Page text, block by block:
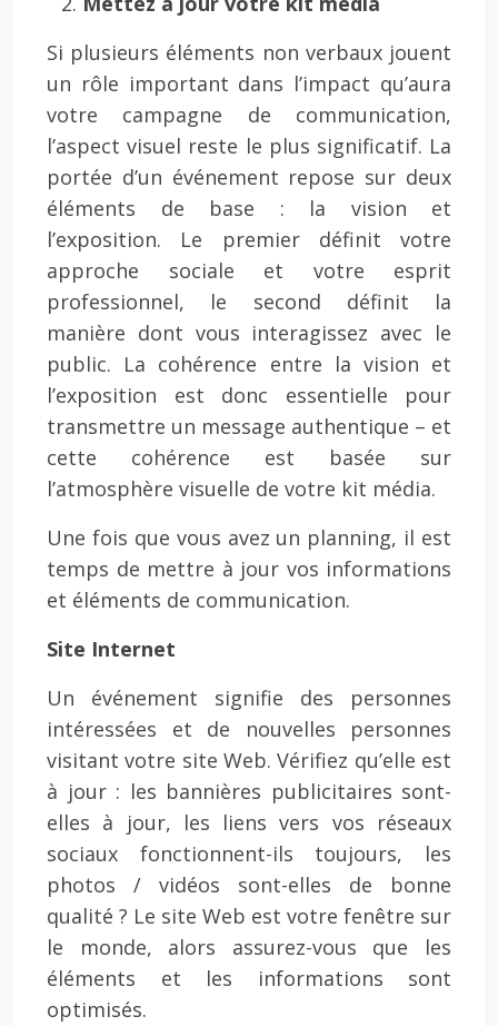
Si plusieurs éléments non verbaux jouent
un rôle important dans l’impact qu’aura
votre campagne de communication,
l’aspect visuel reste le plus significatif. La
portée d’un événement repose sur deux
éléments de base : la vision et
l’exposition. Le premier définit votre
approche sociale et votre esprit
professionnel, le second définit la
manière dont vous interagissez avec le
public. La cohérence entre la vision et
l’exposition est donc essentielle pour
transmettre un message authentique – et
cette cohérence est basée sur
l’atmosphère visuelle de votre kit média.
Une fois que vous avez un planning, il est
temps de mettre à jour vos informations
et éléments de communication.
Site Internet
Un événement signifie des personnes
intéressées et de nouvelles personnes
visitant votre site Web. Vérifiez qu’elle est
à jour : les bannières publicitaires sont-
elles à jour, les liens vers vos réseaux
sociaux fonctionnent-ils toujours, les
photos / vidéos sont-elles de bonne
qualité ? Le site Web est votre fenêtre sur
le monde, alors assurez-vous que les
éléments et les informations sont
optimisés.